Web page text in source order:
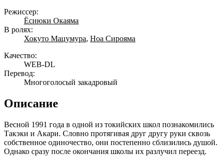
Режиссер:
Ёсиюки Окаяма
В ролях:
Хокуто Мацумура, Ноа Сирояма
Качество:
WEB-DL
Перевод:
Многоголосый закадровый
Описание
Весной 1991 года в одной из токийских школ познакомились
Такэки и Акари. Словно протягивая друг другу руки сквозь
собственное одиночество, они постепенно сблизились душой.
Однако сразу после окончания школы их разлучил переезд.